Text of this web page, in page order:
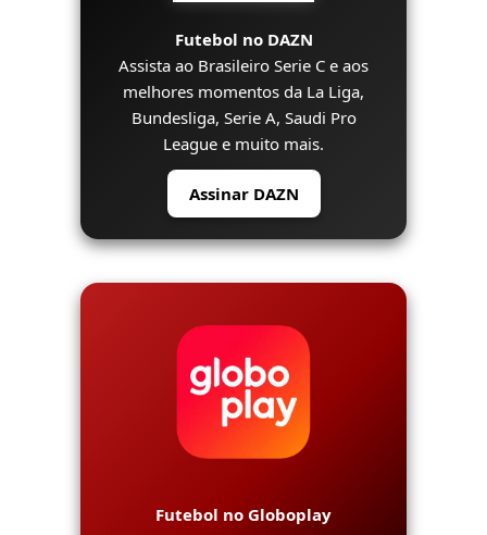
Futebol no DAZN
Assista ao Brasileiro Serie C e aos
melhores momentos da La Liga,
Bundesliga, Serie A, Saudi Pro
League e muito mais.
Assinar DAZN
Futebol no Globoplay